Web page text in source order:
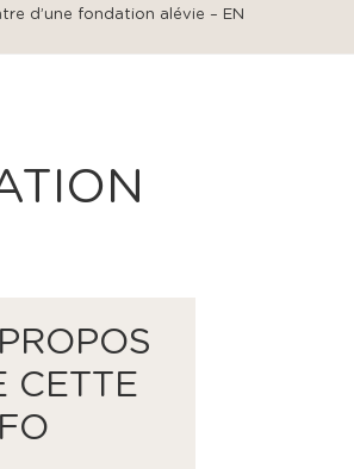
d’une fondation alévie – EN
CETTE